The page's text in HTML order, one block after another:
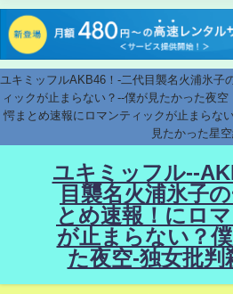
ユキミッフルAKB46！-二代目襲名火浦氷子
ィックが止まらない？--僕が見たかった夜
愕まとめ速報にロマンティックが止まらな
見たかった星
ユキミッフル--
目襲名火浦氷子
とめ速報！にロ
が止まらない？
た夜空-独女批判